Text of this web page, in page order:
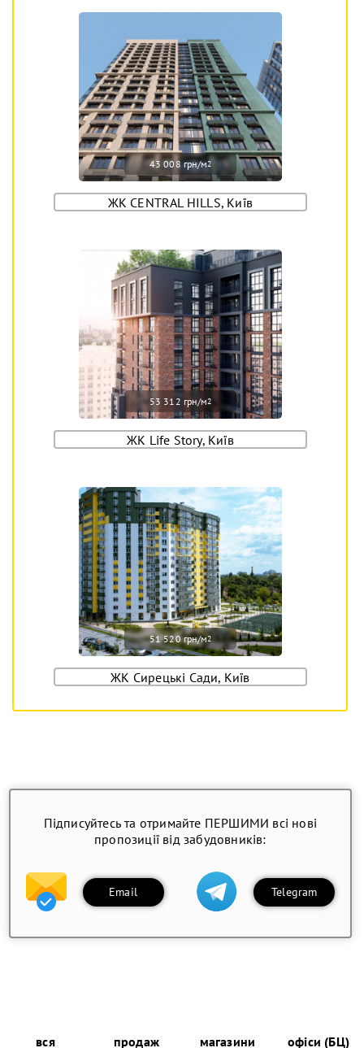
43 008 грн/м2
ЖК CENTRAL HILLS, Київ
53 312 грн/м2
ЖК Life Story, Київ
51 520 грн/м2
ЖК Сирецькі Сади, Київ
Підписуйтесь та отримайте ПЕРШИМИ всі нові
пропозиції від забудовників:
Email Telegram
вся продаж магазини офіси (БЦ)